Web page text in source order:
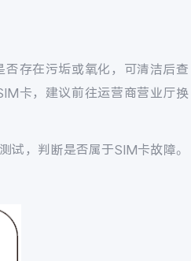
存在污垢或氧化，可清洁后查
卡，建议前往运营商营业厅换
试，判断是否属于SIM卡故障。